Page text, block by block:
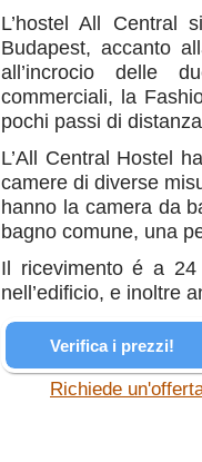
L’hostel All Central
Budapest, accanto
all’incrocio delle
commerciali, la
pochi passi di
L’All Central Hostel
camere di diverse
hanno la camera da
bagno comune, una
Il ricevimento é a
nell’edificio, e inoltre
Verifica i prezzi!
Richiede